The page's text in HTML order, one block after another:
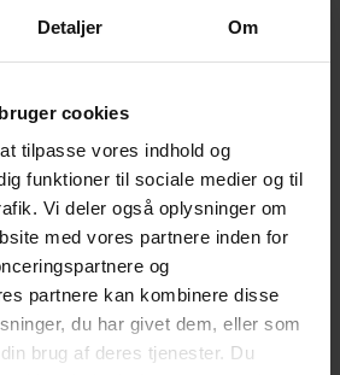
Detaljer Om
cookies
tilpasse vores indhold og
funktioner til sociale medier og til
Vi deler også oplysninger om
med vores partnere inden for
og
partnere kan kombinere disse
du har givet dem, eller som
brug af deres tjenester. Du
Ulla Jonna Englich
og velforberedt